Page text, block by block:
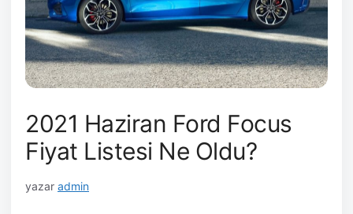
2021 Haziran Ford Focus
Fiyat Listesi Ne Oldu?
yazar admin